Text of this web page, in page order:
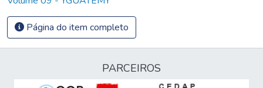
Página do item completo
PARCEIROS